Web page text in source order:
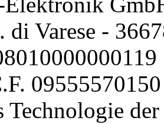
Varese -
09555570150
Technologie